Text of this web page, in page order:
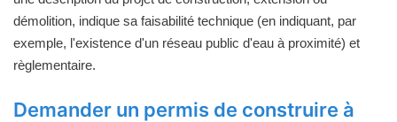
démolition, indique sa faisabilité technique (en indiquant, par
exemple, l'existence d'un réseau public d'eau à proximité) et
règlementaire.
Demander un permis de construire à